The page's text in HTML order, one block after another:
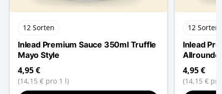
12 Sorten
Inlead Premium Sauce 350ml Truffle
Mayo Style
4,95 €
(14,15 € pro 1 l)
12 Sorten
Inlead
4,95 €
(14,15 €